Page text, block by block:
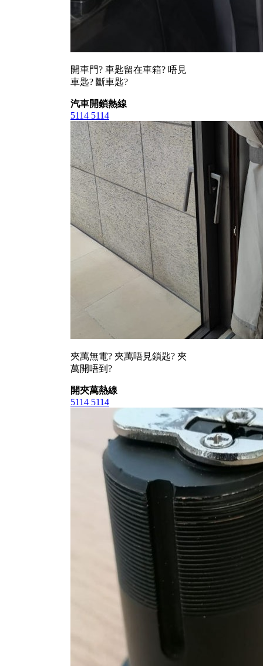
開車門? 車匙留在車箱? 唔見
車匙? 斷車匙?
汽車開鎖熱線
5114 5114
夾萬無電? 夾萬唔見鎖匙? 夾
萬開唔到?
開夾萬熱線
5114 5114